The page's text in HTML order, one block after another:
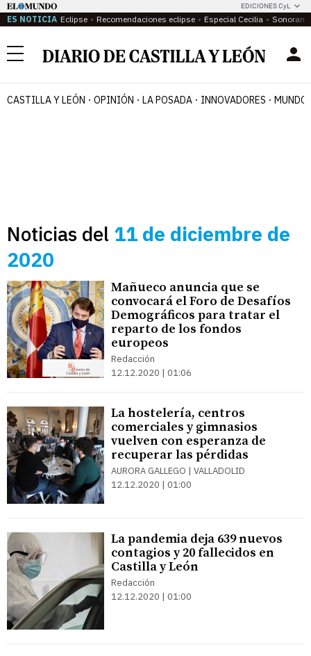
EDICIONES CyL
ES NOTICIA Eclipse Recomendaciones eclipse Especial Cecilia
Menú
CASTILLA Y LEÓN OPINIÓN LA POSADA INNOVADORES MUNDO
Noticias del 11 de diciembre de
2020
Mañueco anuncia que se
convocará el Foro de Desafíos
Demográficos para tratar el
reparto de los fondos
europeos
Redacción
12.12.2020 | 01:06
La hostelería, centros
comerciales y gimnasios
vuelven con esperanza de
recuperar las pérdidas
AURORA GALLEGO | VALLADOLID
12.12.2020 | 01:00
La pandemia deja 639 nuevos
contagios y 20 fallecidos en
Castilla y León
Redacción
12.12.2020 | 01:00